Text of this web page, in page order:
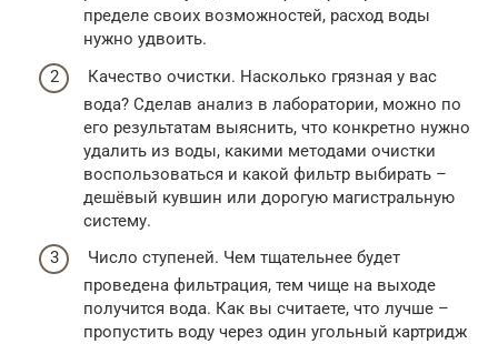
пределе своих возможностей, расход воды
нужно удвоить.
Качество очистки. Насколько грязная у вас
вода? Сделав анализ в лаборатории, можно по
его результатам выяснить, что конкретно нужно
удалить из воды, какими методами очистки
воспользоваться и какой фильтр выбирать –
дешёвый кувшин или дорогую магистральную
систему.
Число ступеней. Чем тщательнее будет
проведена фильтрация, тем чище на выходе
получится вода. Как вы считаете, что лучше –
пропустить воду через один угольный картридж